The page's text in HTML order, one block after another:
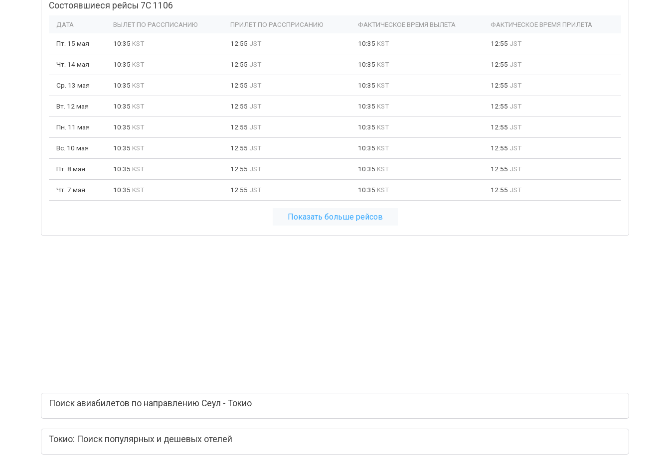
Состоявшиеся рейсы 7C 1106
ДАТА ВЫЛЕТ ПО РАССПИСАНИЮ ПРИЛЕТ ПО РАССПРИСАНИЮ ФАКТИЧЕСКОЕ ВРЕМЯ ВЫЛЕТА ФАКТИЧЕСКОЕ ВРЕМЯ ПРИЛЕТА
Пт. 15 мая 10:35 KST 12:55 JST 10:35 KST 12:55 JST
Чт. 14 мая 10:35 KST 12:55 JST 10:35 KST 12:55 JST
Ср. 13 мая 10:35 KST 12:55 JST 10:35 KST 12:55 JST
Вт. 12 мая 10:35 KST 12:55 JST 10:35 KST 12:55 JST
Пн. 11 мая 10:35 KST 12:55 JST 10:35 KST 12:55 JST
Вс. 10 мая 10:35 KST 12:55 JST 10:35 KST 12:55 JST
Пт. 8 мая 10:35 KST 12:55 JST 10:35 KST 12:55 JST
Чт. 7 мая 10:35 KST 12:55 JST 10:35 KST 12:55 JST
Показать больше рейсов
Поиск авиабилетов по направлению Сеул - Токио
Токио: Поиск популярных и дешевых отелей